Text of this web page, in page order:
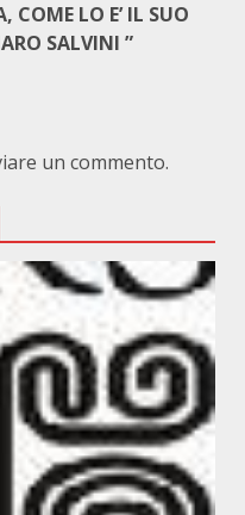
COME LO E’ IL SUO
SALVINI ”
un commento.